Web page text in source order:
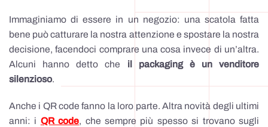
Immaginiamo di essere in un negozio: una scatola fatta
bene può catturare la nostra attenzione e spostare la nostra
decisione, facendoci comprare una cosa invece di un’altra.
Alcuni hanno detto che il packaging è un venditore
silenzioso.
Anche i QR code fanno la loro parte. Altra novità degli ultimi
anni: i QR code, che sempre più spesso si trovano sugli